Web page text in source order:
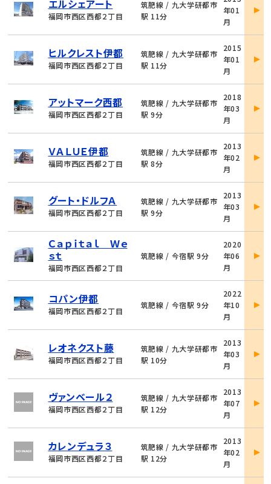
エルシェアート
福岡市西区西都２丁目
筑肥線 / 九大学研都市
駅 11分
年01
月
詳
ヒルクレスト伊都
福岡市西区西都２丁目
筑肥線 / 九大学研都市
駅 11分
2015
年01
月
詳
アットマーク西都
福岡市西区西都２丁目
筑肥線 / 九大学研都市
駅 9分
2018
年03
月
詳
ＶＡＬＵＥ伊都
福岡市西区西都２丁目
筑肥線 / 九大学研都市
駅 8分
2013
年02
月
詳
グート・ドルフＡ
福岡市西区西都２丁目
筑肥線 / 九大学研都市
駅 9分
2013
年03
月
詳
Ｃａｐｉｔａｌ Ｗｅ
ｓｔ
福岡市西区西都２丁目
筑肥線 / 今宿駅 9分
2020
年06
月
詳
コパン伊都
福岡市西区西都２丁目
筑肥線 / 今宿駅 9分
2022
年10
月
詳
レオネクスト藤
福岡市西区西都２丁目
筑肥線 / 九大学研都市
駅 10分
2013
年03
月
詳
ヴァンベール２
福岡市西区西都２丁目
筑肥線 / 九大学研都市
駅 12分
2013
年07
月
詳
カレンデュラ３
福岡市西区西都２丁目
筑肥線 / 九大学研都市
駅 12分
2013
年02
月
詳